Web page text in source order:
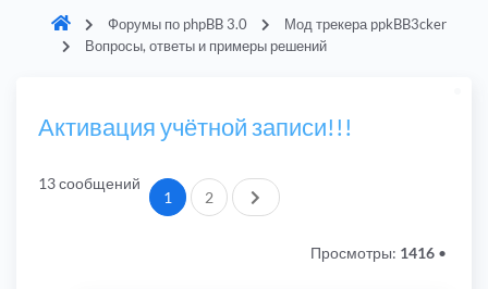
Форумы по phpBB 3.0
Мод трекера ppkBB3cker
Вопросы, ответы и примеры решений
Активация учётной записи!!!
13 сообщений
1 2 След.
Просмотры: 1416 •